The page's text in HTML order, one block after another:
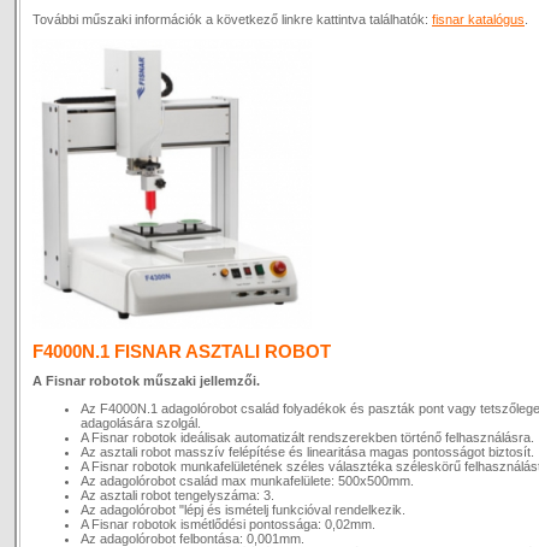
További műszaki információk a következő linkre kattintva találhatók: fisnar katalógus
F4000N.1 FISNAR ASZTALI ROBOT
A Fisnar robotok műszaki jellemzői.
Az F4000N.1 adagolórobot család folyadékok és paszták pont vagy
adagolására szolgál.
A Fisnar robotok ideálisak automatizált rendszerekben történő felhasználásra.
Az asztali robot masszív felépítése és linearitása magas pontosságot biztosít.
A Fisnar robotok munkafelületének széles választéka széleskörű
Az adagolórobot család max munkafelülete: 500x500mm.
Az asztali robot tengelyszáma: 3.
Az adagolórobot "lépj és ismételj funkcióval rendelkezik.
A Fisnar robotok ismétlődési pontossága: 0,02mm.
Az adagolórobot felbontása: 0,001mm.